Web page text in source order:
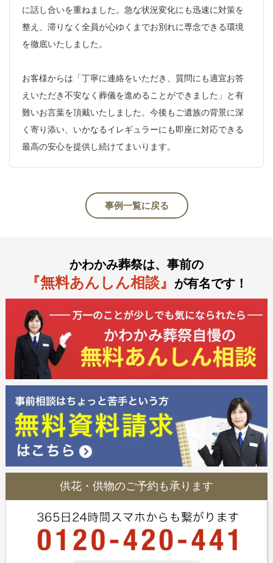
に話し合いを重ねました。急な状況変化にも迅速に対策を
整え、滞りなく全員が心ゆくまでお別れに専念できる環境
を徹底いたしました。
お客様からは「丁寧に連絡をいただき、質問にも適宜お答
えいただき不安なく葬儀を進めることができました」と有
難いお言葉を頂戴いたしました。今後もご遺族の背景に深
く寄り添い、いかなるイレギュラーにも即座に対応できる
最高の安心を提供し続けてまいります。
事例一覧に戻る
かわかみ葬祭は、事前の
『無料あんしん相談』 が有名です！
供花・供物のご予約も承ります